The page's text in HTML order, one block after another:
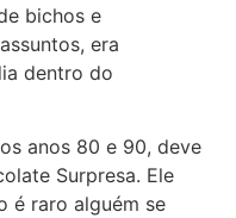
bichos e
era
dentro do
anos 80 e 90, deve
Surpresa. Ele
é raro alguém se